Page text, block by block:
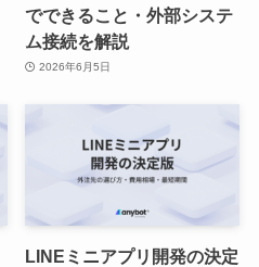
でできること・外部システ
ム接続を解説
2026年6月5日
LINEミニアプリ開発の決定